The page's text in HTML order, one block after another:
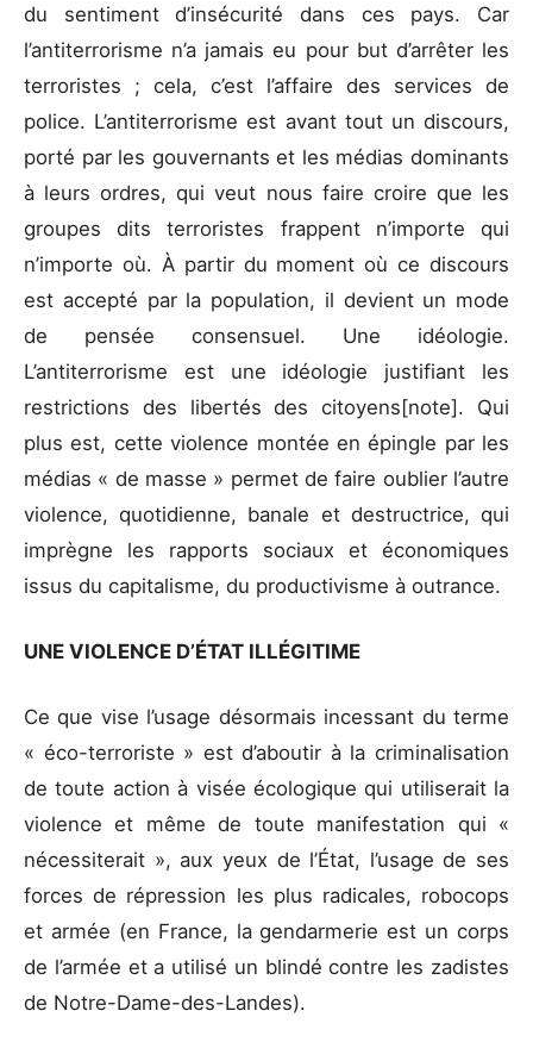
du sentiment d’insécurité dans ces pays. Car
l’antiterrorisme n’a jamais eu pour but d’arrêter les
terroristes ; cela, c’est l’affaire des services de
police. L’antiterrorisme est avant tout un discours,
porté par les gouvernants et les médias dominants
à leurs ordres, qui veut nous faire croire que les
groupes dits terroristes frappent n’importe qui
n’importe où. À partir du moment où ce discours
est accepté par la population, il devient un mode
de pensée consensuel. Une idéologie.
L’antiterrorisme est une idéologie justifiant les
restrictions des libertés des citoyens[note]. Qui
plus est, cette violence montée en épingle par les
médias « de masse » permet de faire oublier l’autre
violence, quotidienne, banale et destructrice, qui
imprègne les rapports sociaux et économiques
issus du capitalisme, du productivisme à outrance.
UNE VIOLENCE D’ÉTAT ILLÉGITIME
Ce que vise l’usage désormais incessant du terme
« éco-terroriste » est d’aboutir à la criminalisation
de toute action à visée écologique qui utiliserait la
violence et même de toute manifestation qui «
nécessiterait », aux yeux de l’État, l’usage de ses
forces de répression les plus radicales, robocops
et armée (en France, la gendarmerie est un corps
de l’armée et a utilisé un blindé contre les zadistes
de Notre-Dame-des-Landes).